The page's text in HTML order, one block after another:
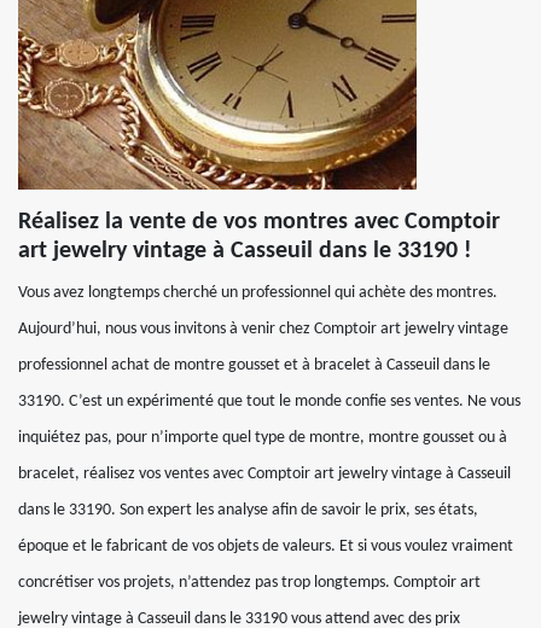
Réalisez la vente de vos montres avec Comptoir
art jewelry vintage à Casseuil dans le 33190 !
Vous avez longtemps cherché un professionnel qui achète des montres.
Aujourd’hui, nous vous invitons à venir chez Comptoir art jewelry vintage
professionnel achat de montre gousset et à bracelet à Casseuil dans le
33190. C’est un expérimenté que tout le monde confie ses ventes. Ne vous
inquiétez pas, pour n’importe quel type de montre, montre gousset ou à
bracelet, réalisez vos ventes avec Comptoir art jewelry vintage à Casseuil
dans le 33190. Son expert les analyse afin de savoir le prix, ses états,
époque et le fabricant de vos objets de valeurs. Et si vous voulez vraiment
concrétiser vos projets, n’attendez pas trop longtemps. Comptoir art
jewelry vintage à Casseuil dans le 33190 vous attend avec des prix